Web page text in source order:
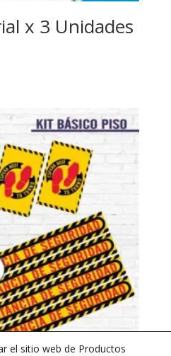
x 3 Unidades
el sitio web de Productos